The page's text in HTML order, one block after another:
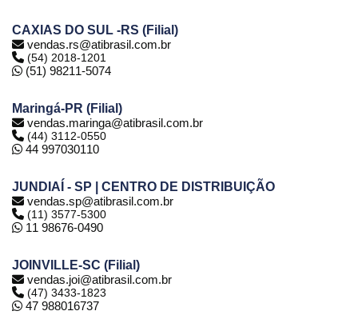
CAXIAS DO SUL -RS (Filial)
vendas.rs@atibrasil.com.br
(54) 2018-1201
(51) 98211-5074
Maringá-PR (Filial)
vendas.maringa@atibrasil.com.br
(44) 3112-0550
44 997030110
JUNDIAÍ - SP | CENTRO DE DISTRIBUIÇÃO
vendas.sp@atibrasil.com.br
(11) 3577-5300
11 98676-0490
JOINVILLE-SC (Filial)
vendas.joi@atibrasil.com.br
(47) 3433-1823
47 988016737